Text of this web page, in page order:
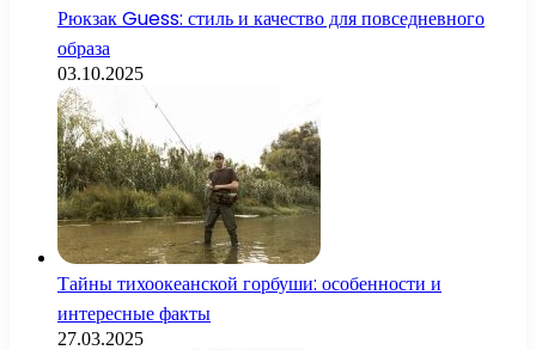
Рюкзак Guess: стиль и качество для повседневного
образа
03.10.2025
Тайны тихоокеанской горбуши: особенности и
интересные факты
27.03.2025